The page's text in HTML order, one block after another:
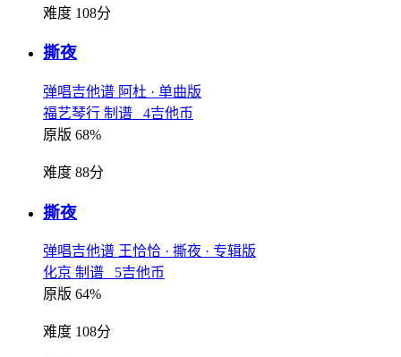
难度 108分
撕夜
弹唱吉他谱 阿杜 · 单曲版
福艺琴行 制谱 4吉他币
原版 68%
难度 88分
撕夜
弹唱吉他谱 王恰恰 · 撕夜 · 专辑版
化京 制谱 5吉他币
原版 64%
难度 108分